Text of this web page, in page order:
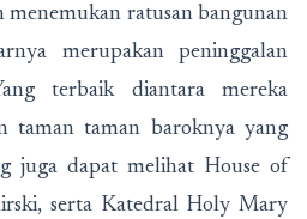
menemukan ratusan bangunan
merupakan peninggalan
terbaik diantara mereka
taman taman baroknya yang
juga dapat melihat House of
serta Katedral Holy Mary